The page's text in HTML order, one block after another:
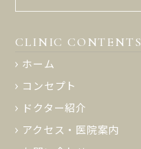
CLINIC CONTENTS
ホーム
コンセプト
ドクター紹介
アクセス・医院案内